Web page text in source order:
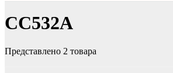
CC532A
Представлено 2 товара